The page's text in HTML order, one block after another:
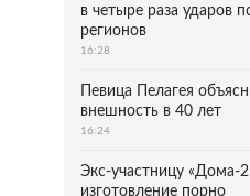
в четыре раза ударов
регионов
16:28
Певица Пелагея
внешность в 40 лет
16:24
Экс-участницу «Дома-
изготовление порно